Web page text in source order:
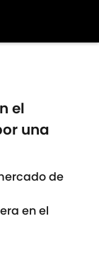
el
una
de
en el